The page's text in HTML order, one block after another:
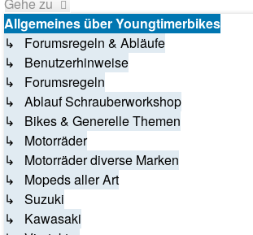
Allgemeines über Youngtimerbikes
↳ Forumsregeln & Abläufe
↳ Benutzerhinweise
↳ Forumsregeln
↳ Ablauf Schrauberworkshop
↳ Bikes & Generelle Themen
↳ Motorräder
↳ Motorräder diverse Marken
↳ Mopeds aller Art
↳ Suzuki
↳ Kawasaki